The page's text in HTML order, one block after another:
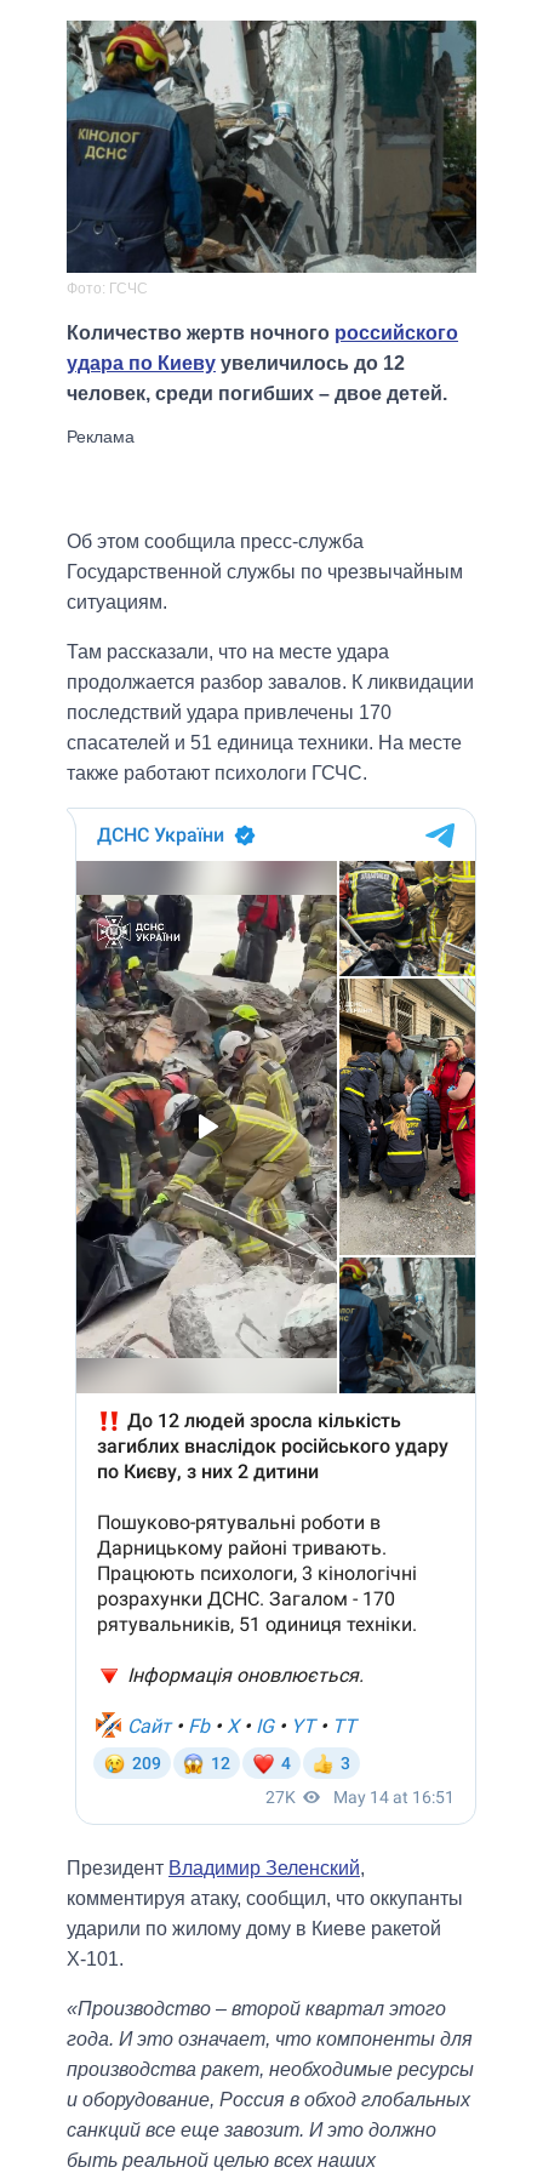
Фото: ГСЧС
Количество жертв ночного российского
удара по Киеву увеличилось до 12
человек, среди погибших – двое детей.
Об этом сообщила пресс-служба
Государственной службы по чрезвычайным
ситуациям.
Там рассказали, что на месте удара
продолжается разбор завалов. К ликвидации
последствий удара привлечены 170
спасателей и 51 единица техники. На месте
также работают психологи ГСЧС.
Президент Владимир Зеленский,
комментируя атаку, сообщил, что оккупанты
ударили по жилому дому в Киеве ракетой
Х-101.
«Производство – второй квартал этого
года. И это означает, что компоненты для
производства ракет, необходимые ресурсы
и оборудование, Россия в обход глобальных
санкций все еще завозит. И это должно
быть реальной целью всех наших